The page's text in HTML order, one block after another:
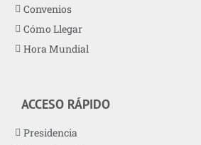
Convenios
Cómo Llegar
Hora Mundial
ACCESO RÁPIDO
Presidencia